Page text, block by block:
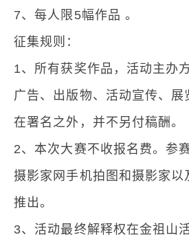
7、每人限5幅作品 。
征集规则：
1、所有获奖作品，活动主办
广告、出版物、活动宣传、展
在署名之外，并不另付稿酬。
2、本次大赛不收报名费。参
摄影家网手机拍图和摄影家以
推出。
3、活动最终解释权在金祖山